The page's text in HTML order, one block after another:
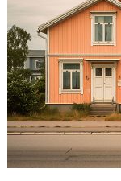
snedvridna
effekter
på
bostadsmarknaden